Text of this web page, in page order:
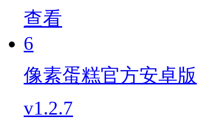
查看
6
像素蛋糕官方安卓版
v1.2.7